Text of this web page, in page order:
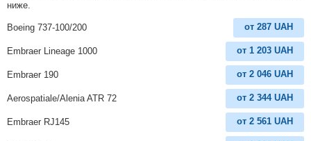
ниже.
Boeing 737-100/200 от 287 UAH
Embraer Lineage 1000 от 1 203 UAH
Embraer 190 от 2 046 UAH
Aerospatiale/Alenia ATR 72 от 2 344 UAH
Embraer RJ145 от 2 561 UAH